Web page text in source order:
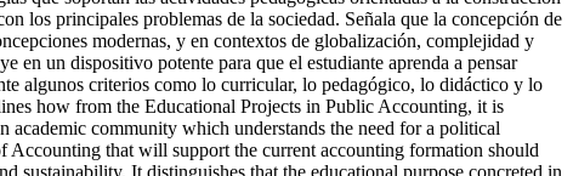
los principales problemas de la sociedad. Señala que la concepción de
modernas, y en contextos de globalización, complejidad y
en un dispositivo potente para que el estudiante aprenda a pensar
algunos criterios como lo curricular, lo pedagógico, lo didáctico y lo
how from the Educational Projects in Public Accounting, it is
academic community which understands the need for a political
that will support the current accounting formation should
It distinguishes that the educational purpose concreted in